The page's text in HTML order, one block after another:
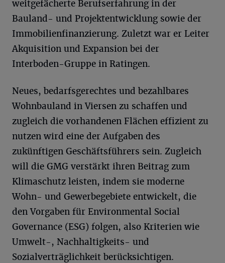
weitgefächerte Berufserfahrung in der
Bauland- und Projektentwicklung sowie der
Immobilienfinanzierung. Zuletzt war er Leiter
Akquisition und Expansion bei der
Interboden-Gruppe in Ratingen.
Neues, bedarfsgerechtes und bezahlbares
Wohnbauland in Viersen zu schaffen und
zugleich die vorhandenen Flächen effizient zu
nutzen wird eine der Aufgaben des
zukünftigen Geschäftsführers sein. Zugleich
will die GMG verstärkt ihren Beitrag zum
Klimaschutz leisten, indem sie moderne
Wohn- und Gewerbegebiete entwickelt, die
den Vorgaben für Environmental Social
Governance (ESG) folgen, also Kriterien wie
Umwelt-, Nachhaltigkeits- und
Sozialverträglichkeit berücksichtigen.